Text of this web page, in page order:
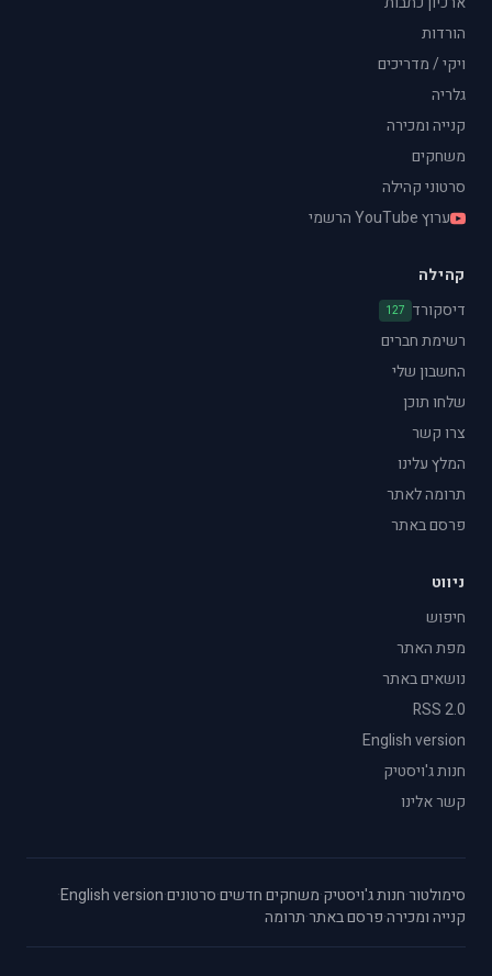
הורדות
ויקי / מדריכים
גלריה
קנייה ומכירה
משחקים
סרטוני קהילה
ערוץ YouTube הרשמי
קהילה
דיסקורד 127
רשימת חברים
החשבון שלי
שלחו תוכן
צרו קשר
המלץ עלינו
תרומה לאתר
פרסם באתר
ניווט
חיפוש
מפת האתר
נושאים באתר
RSS 2.0
English version
חנות ג'ויסטיק
קשר אלינו
סימולטור·חנות ג'ויסטיק·משחקים חדשים·סרטונים·
English version
·
קנייה ומכירה·פרסם באתר·תרומה